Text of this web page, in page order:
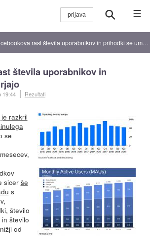
☰
rast števila uporabnikov in prihodki se umirjajo
števila uporabnikov in
19:44 Rezultati
razkril
se
sicer še
s
število
število
od